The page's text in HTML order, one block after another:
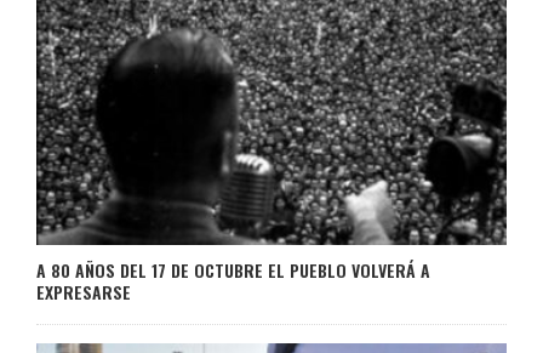
A 80 AÑOS DEL 17 DE OCTUBRE EL PUEBLO VOLVERÁ A
EXPRESARSE